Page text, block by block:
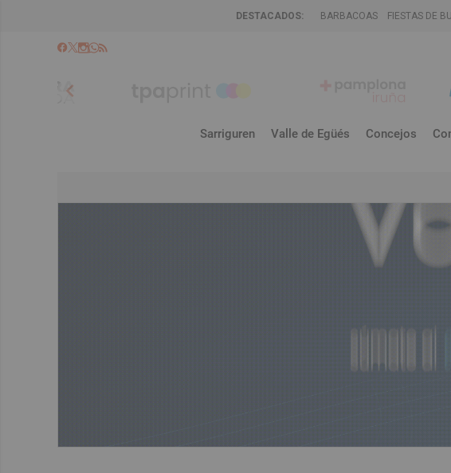
DESTACADOS: BARBACOAS FIESTAS DE
chevron_left
Sarriguren Valle de Egüés Concejos